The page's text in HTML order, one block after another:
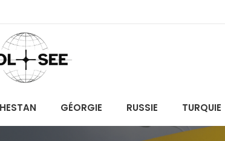
GÉORGIE RUSSIE TURQUIE